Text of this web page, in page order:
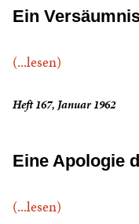
Ein
(...lesen)
Heft 167, Januar 1962
Eine Apologie
(...lesen)